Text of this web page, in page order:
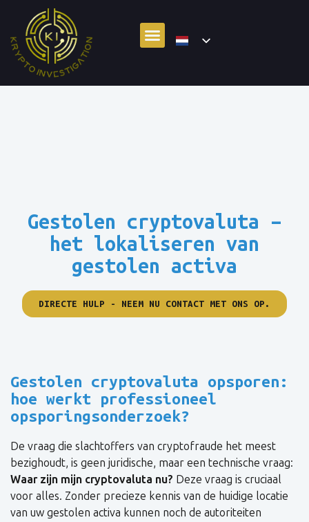
Gestolen cryptovaluta –
het lokaliseren van
gestolen activa
DIRECTE HULP - NEEM NU CONTACT MET ONS OP.
Gestolen cryptovaluta opsporen:
hoe werkt professioneel
opsporingsonderzoek?
De vraag die slachtoffers van cryptofraude het meest
bezighoudt, is geen juridische, maar een technische vraag:
Waar zijn mijn cryptovaluta nu? Deze vraag is cruciaal
voor alles. Zonder precieze kennis van de huidige locatie
van uw gestolen activa kunnen noch de autoriteiten